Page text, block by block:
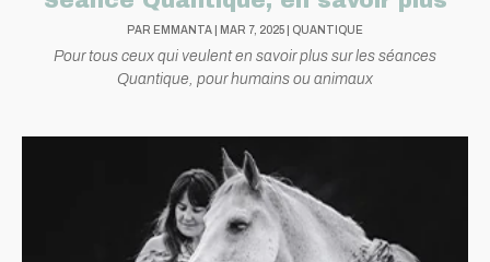
PAR EMMANTA MAR 7, 2025 QUANTIQUE
Pour tous ceux qui veulent en savoir plus sur les séances
Quantique, pour humains ou animaux